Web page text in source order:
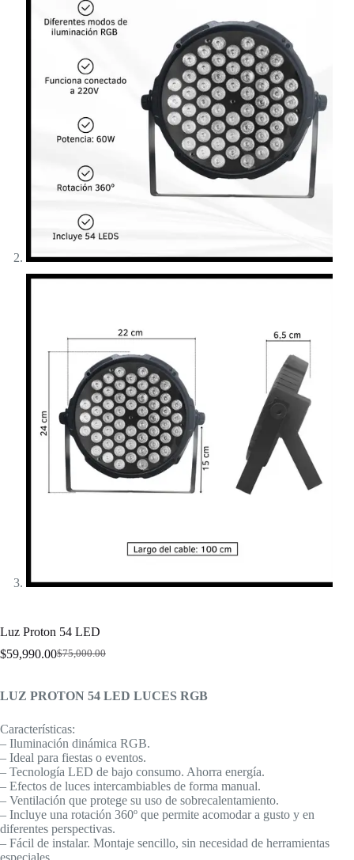
Luz Proton 54 LED
$75,000.00
El
era:
$59,990.00El
es:
LUZ PROTON 54 LED LUCES RGB
Características:
– Iluminación dinámica RGB.
– Ideal para fiestas o eventos.
– Tecnología LED de bajo consumo. Ahorra energía.
– Efectos de luces intercambiables de forma manual.
– Ventilación que protege su uso de sobrecalentamiento.
– Incluye una rotación 360º que permite acomodar a gusto y en
diferentes perspectivas.
– Fácil de instalar. Montaje sencillo, sin necesidad de herramientas
especiales.